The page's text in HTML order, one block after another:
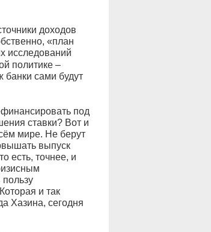
доходов
«план
исследований
политике –
банки сами будут
под
ставки? Вот и
мире. Не берут
выпуск
есть, точнее, и
пользу
и так
Хазина, сегодня